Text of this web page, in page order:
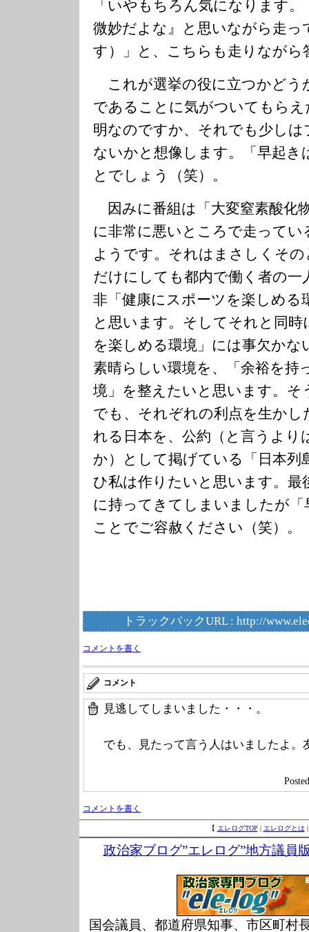
「いやもちろん気になります
微妙だよな』と思いながら走っ
す）」と、こちらも走りながら
これが選挙の役に立つかどう
であることに気がついてもら
明なのですか、それでも少し
ないかと想像します。「早起き
とでしょう（笑）。
因みに番組は「大変窒素酸化
に非常に悪いところで走って
ようです。それはまさしくそ
だけにしても都内で働く者の一
非「健康にスポーツを楽しめる
と思います。そしてそれと同
を楽しめる環境」には事欠かな
素晴らしい環境を、「余裕を持
境」を整えたいと思います。そ
でも、それぞれの利点を生かし
れる日本を、公約（と言うより
か）として掲げている「日本列
ひ私は作りたいと思います。最
に持ってきてしまいましたが
ことでご容赦ください（笑）。
トラックバックURL : http://
コメントを書く
コメント
見逃してしまいました・・・。
でも、見たって言う人はいましたよ。
コメントを書く
【 エレログTOP | エレログとは
政治家ブログ”エレログ”地方議員
国会議員、都道府県知事、市区町村